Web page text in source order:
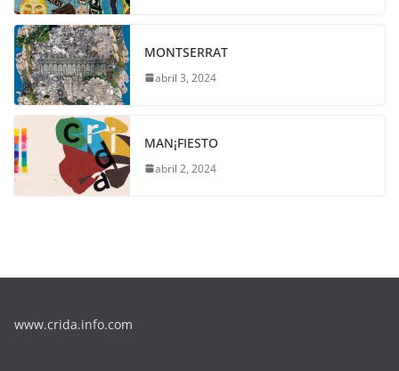
MONTSERRAT
abril 3, 2024
MAN¡FIESTO
abril 2, 2024
www.crida.info.com